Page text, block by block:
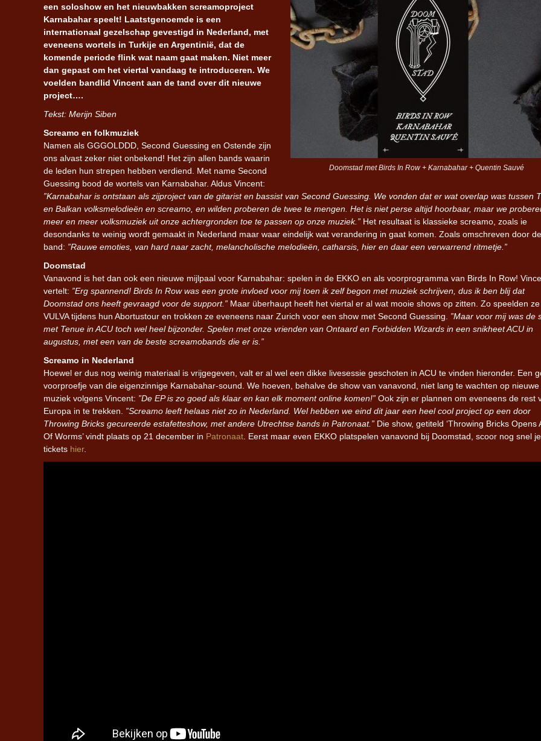
Doomstad met Birds In Row + Karnabahar + Quentin Sauvé
een soloshow en het nieuwbakken screamoproject
Karnabahar speelt! Laatstgenoemde is een
internationaal gezelschap gevestigd in Nederland, met
eveneens wortels in Turkije en Argentinië, dat de
komende periode flink wat naam gaat maken. Niet meer
dan gepast om het viertal vandaag te introduceren. We
voelden bandlid Vincent aan de tand over dit nieuwe
project….
Tekst: Merijn Siben
Screamo en folkmuziek
Namen als GGGOLDDD, Second Guessing en Ostende zijn
ons alvast zeker niet onbekend! Het zijn allen bands waarin
de leden hun strepen hebben verdiend. Met name Second
Guessing bood de wortels van Karnabahar. Aldus Vincent:
”Karnabahar is ontstaan als zijproject van de gitarist en bassist van Second Guessing. We vonden dat er wat overlap was tussen
en Balkan volksmelodieën en screamo, en wilden proberen de twee te mengen. Het is niet perse altijd hoorbaar, maar we
meer en meer volksmuziek uit onze achtergronden toe te passen op onze muziek.” Het resultaat is klassieke screamo, zoals ie
desondanks te weinig wordt gemaakt in Nederland maar waar eindelijk wat verandering in gaat komen. Zoals omschreven door de
band: ”Rauwe emoties, van hard naar zacht, melancholische melodieën, catharsis, hier en daar een verwarrend ritmetje.”
Doomstad
Vanavond is het dan ook een nieuwe mijlpaal voor Karnabahar: spelen in de EKKO en als voorprogramma van Birds In Row!
vertelt: ”Erg spannend! Birds In Row was een grote invloed voor mij toen ik zelf begon met muziek schrijven, dus ik ben blij dat
Doomstad ons heeft gevraagd voor de support.” Maar überhaupt heeft het viertal er al wat mooie shows op zitten. Zo speelden
VULVA tijdens hun Abortustour en trokken ze eveneens naar Zurich voor een show met Second Guessing. ”Maar voor mij was de
met Tenue in ACU toch wel heel bijzonder. Spelen met onze vrienden van Ontaard en Forbidden Wizards in een snikheet ACU in
augustus, met een van de beste screamobands die er is.”
Screamo in Nederland
Hoewel er dus nog weinig materiaal is vrijgegeven, valt er al wel een dikke livesessie geschoten in ACU te vinden hieronder. Een
voorproefje van die eigenzinnige Karnabahar-sound. We hoeven, behalve de show van vanavond, niet lang te wachten op nieuwe
muziek volgens Vincent: ”De EP is zo goed als klaar en kan elk moment online komen!” Ook zijn er plannen om eveneens de rest
Europa in te trekken. ”Screamo leeft helaas niet zo in Nederland. Wel hebben we eind dit jaar een heel cool project op een door
Throwing Bricks gecureerde estafetteshow, met andere Utrechtse bands in Patronaat.” Die show, getiteld ‘Throwing Bricks Opens
Of Worms’ vindt plaats op 21 december in Patronaat . Eerst maar even EKKO platspelen vanavond bij Doomstad, scoor nog snel je
tickets hier.